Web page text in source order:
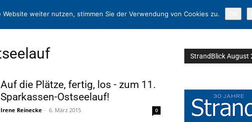
Auf die Plätze, fertig, los - zum 11.
Sparkassen-Ostseelauf!
Irene Reinecke - 6. März 2015 0
StrandBlick August
weiter nutzen, stimmen Sie der Verwendung von Cookies zu.